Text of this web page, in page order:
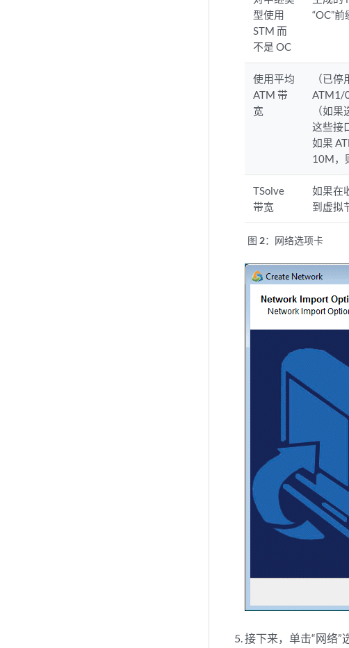
型使用
STM 而
不是 OC
“OC”前
使用平均
ATM 带
宽
（已
ATM1/
（如果
这些接
如果
10M，
TSolve
带宽
如果在
到虚拟
图 2： 网络选项卡
接下来，单击“网络”